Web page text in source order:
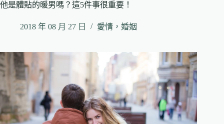
他是體貼的暖男嗎？這5件事很重要！
2018 年 08 月 27 日 愛情，婚姻